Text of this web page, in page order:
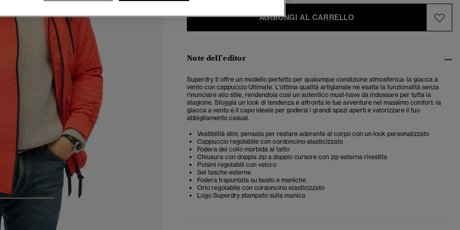
AGGIUNGI AL CARRELLO
Note dell'editor
Superdry ti offre un modello perfetto per qualunque condizione atmosferica: la giacca a
vento con cappuccio Ultimate. L'ottima qualità artigianale ne esalta la funzionalità senza
rinunciare allo stile, rendendola così un autentico must-have da indossare per tutta la
stagione. Sfoggia un look di tendenza e affronta le tue avventure nel massimo comfort: la
giacca a vento è il capo ideale per godersi i grandi spazi aperti e valorizzare il tuo
abbigliamento casual.
Vestibilità slim, pensata per restare aderente al corpo con un look personalizzato
Cappuccio regolabile con cordoncino elasticizzato
Fodera del collo morbida al tatto
Chiusura con doppia zip a doppio cursore con zip esterna rivestita
Polsini regolabili con velcro
Sei tasche esterne
Fodera trapuntata su busto e maniche
Orlo regolabile con cordoncino elasticizzato
Logo Superdry stampato sulla manica